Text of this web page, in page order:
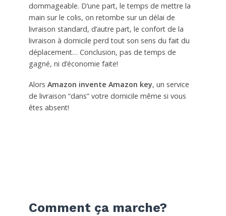
dommageable. D’une part, le temps de mettre la
main sur le colis, on retombe sur un délai de
livraison standard, d’autre part, le confort de la
livraison à domicile perd tout son sens du fait du
déplacement… Conclusion, pas de temps de
gagné, ni d’économie faite!
Alors Amazon invente Amazon key, un service
de livraison “dans” votre domicile même si vous
êtes absent!
Comment ça marche?